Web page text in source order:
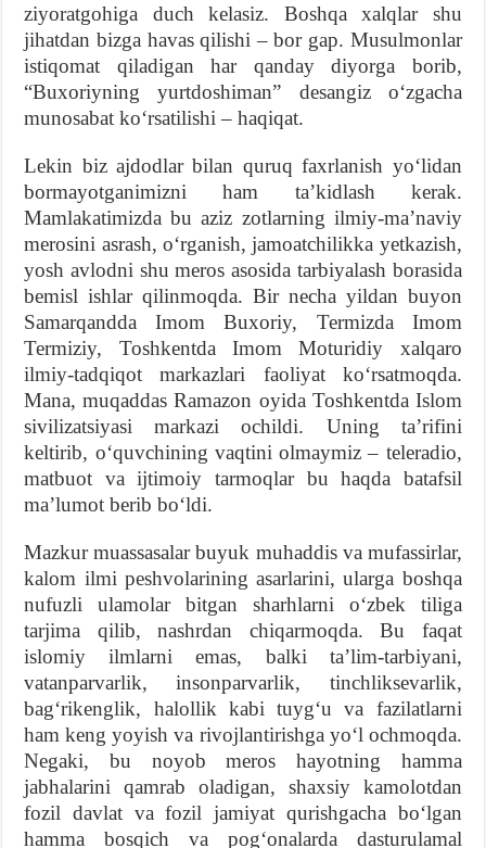
ziyoratgohiga duch kelasiz. Boshqa xalqlar shu
jihatdan bizga havas qilishi – bor gap. Musulmonlar
istiqomat qiladigan har qanday diyorga borib,
“Buxoriyning yurtdoshiman” desangiz oʻzgacha
munosabat koʻrsatilishi – haqiqat.
Lekin biz ajdodlar bilan quruq faxrlanish yoʻlidan
bormayotganimizni ham taʼkidlash kerak.
Mamlakatimizda bu aziz zotlarning ilmiy-maʼnaviy
merosini asrash, oʻrganish, jamoatchilikka yetkazish,
yosh avlodni shu meros asosida tarbiyalash borasida
bemisl ishlar qilinmoqda. Bir necha yildan buyon
Samarqandda Imom Buxoriy, Termizda Imom
Termiziy, Toshkentda Imom Moturidiy xalqaro
ilmiy-tadqiqot markazlari faoliyat koʻrsatmoqda.
Mana, muqaddas Ramazon oyida Toshkentda Islom
sivilizatsiyasi markazi ochildi. Uning taʼrifini
keltirib, oʻquvchining vaqtini olmaymiz – teleradio,
matbuot va ijtimoiy tarmoqlar bu haqda batafsil
maʼlumot berib boʻldi.
Mazkur muassasalar buyuk muhaddis va mufassirlar,
kalom ilmi peshvolarining asarlarini, ularga boshqa
nufuzli ulamolar bitgan sharhlarni oʻzbek tiliga
tarjima qilib, nashrdan chiqarmoqda. Bu faqat
islomiy ilmlarni emas, balki taʼlim-tarbiyani,
vatanparvarlik, insonparvarlik, tinchliksevarlik,
bagʻrikenglik, halollik kabi tuygʻu va fazilatlarni
ham keng yoyish va rivojlantirishga yoʻl ochmoqda.
Negaki, bu noyob meros hayotning hamma
jabhalarini qamrab oladigan, shaxsiy kamolotdan
fozil davlat va fozil jamiyat qurishgacha boʻlgan
hamma bosqich va pogʻonalarda dasturulamal